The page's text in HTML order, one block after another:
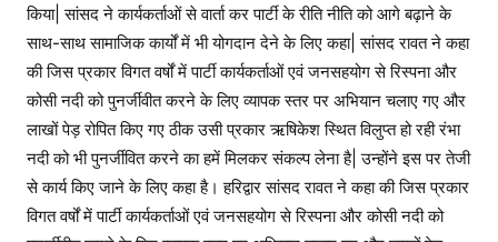
किया| सांसद ने कार्यकर्ताओं से वार्ता कर पार्टी के रीति नीति को आगे बढ़ाने के
साथ-साथ सामाजिक कार्यों में भी योगदान देने के लिए कहा| सांसद रावत ने कहा
की जिस प्रकार विगत वर्षों में पार्टी कार्यकर्ताओं एवं जनसहयोग से रिस्पना और
कोसी नदी को पुनर्जीवीत करने के लिए व्यापक स्तर पर अभियान चलाए गए और
लाखों पेड़ रोपित किए गए ठीक उसी प्रकार ऋषिकेश स्थित विलुप्त हो रही रंभा
नदी को भी पुनर्जीवित करने का हमें मिलकर संकल्प लेना है| उन्होंने इस पर तेजी
से कार्य किए जाने के लिए कहा है। हरिद्वार सांसद रावत ने कहा की जिस प्रकार
विगत वर्षों में पार्टी कार्यकर्ताओं एवं जनसहयोग से रिस्पना और कोसी नदी को